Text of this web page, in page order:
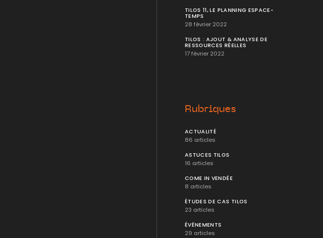
TILOS 11, LE PLANNING ESPACE-
TEMPS
28 février 2022
TILOS : AJOUT & ANALYSE DE
RESSOURCES RÉELLES
17 février 2022
Rubriques
ACTUALITÉ
86 articles
ASTUCES TILOS
16 articles
COME IN VENDÉE
8 articles
ÉTUDES DE CAS TILOS
23 articles
ÉVÉNEMENTS
29 articles